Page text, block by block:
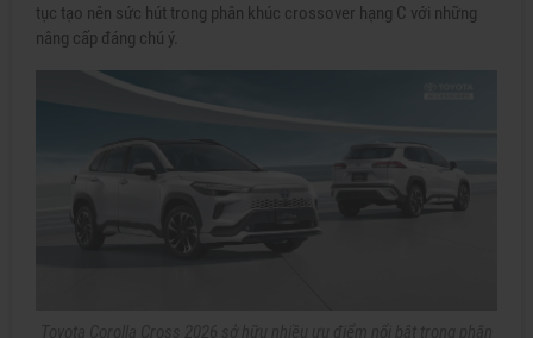
tục tạo nên sức hút trong phân khúc crossover hạng C với những
nâng cấp đáng chú ý.